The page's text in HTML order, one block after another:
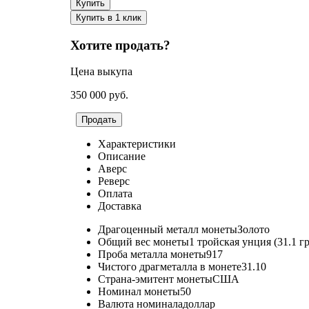
Купить
Купить в 1 клик
Хотите продать?
Цена выкупа
350 000 руб.
Продать
Характеристики
Описание
Аверс
Реверс
Оплата
Доставка
Драгоценный металл монетыЗолото
Общий вес монеты1 тройская унция (31.1
Проба металла монеты917
Чистого драгметалла в монете31.10
Страна-эмитент монетыСША
Номинал монеты50
Валюта номиналадоллар